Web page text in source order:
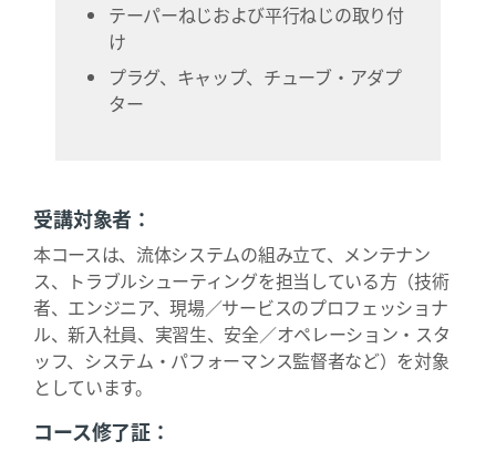
テーパーねじおよび平行ねじの取り付
け
プラグ、キャップ、チューブ・アダプ
ター
受講対象者：
本コースは、流体システムの組み立て、メンテナン
ス、トラブルシューティングを担当している方（技術
者、エンジニア、現場／サービスのプロフェッショナ
ル、新入社員、実習生、安全／オペレーション・スタ
ッフ、システム・パフォーマンス監督者など）を対象
としています。
コース修了証：